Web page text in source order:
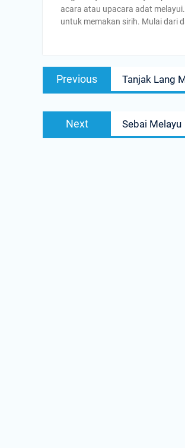
acara atau upacara adat
untuk memakan sirih. Mulai dari
Navigasi
posPrevious
Previous
post:
Tanjak Lang
Next
Next
post:
Sebai Melayu